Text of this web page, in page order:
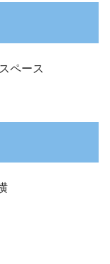
ペース